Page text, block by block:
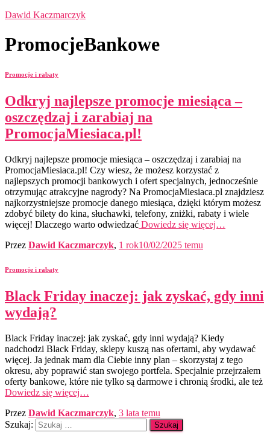
Dawid Kaczmarczyk
PromocjeBankowe
Promocje i rabaty
Odkryj najlepsze promocje miesiąca –
oszczędzaj i zarabiaj na
PromocjaMiesiaca.pl!
Odkryj najlepsze promocje miesiąca – oszczędzaj i zarabiaj na
PromocjaMiesiaca.pl! Czy wiesz, że możesz korzystać z
najlepszych promocji bankowych i ofert specjalnych, jednocześnie
otrzymując atrakcyjne nagrody? Na PromocjaMiesiaca.pl znajdziesz
najkorzystniejsze promocje danego miesiąca, dzięki którym możesz
zdobyć bilety do kina, słuchawki, telefony, zniżki, rabaty i wiele
więcej! Dlaczego warto odwiedzać Dowiedz się więcej…
Przez Dawid Kaczmarczyk, 1 rok10/02/2025 temu
Promocje i rabaty
Black Friday inaczej: jak zyskać, gdy inni
wydają?
Black Friday inaczej: jak zyskać, gdy inni wydają? Kiedy
nadchodzi Black Friday, sklepy kuszą nas ofertami, aby wydawać
więcej. Ja jednak mam dla Ciebie inny plan – skorzystaj z tego
okresu, aby poprawić stan swojego portfela. Specjalnie przejrzałem
oferty bankowe, które nie tylko są darmowe i chronią środki, ale też
Dowiedz się więcej…
Przez Dawid Kaczmarczyk, 3 lata temu
Szukaj: